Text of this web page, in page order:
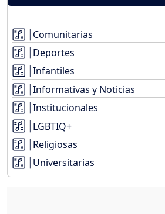
Comunitarias
Deportes
Infantiles
Informativas y Noticias
Institucionales
LGBTIQ+
Religiosas
Universitarias